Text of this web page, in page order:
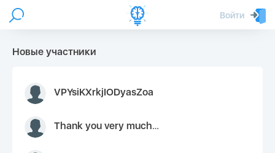
Войти
Новые участники
VPYsiKXrkjIODyasZoa
Thank you very much for your inquiry We appreciate you 9126052 https://youtube.com faceapple !